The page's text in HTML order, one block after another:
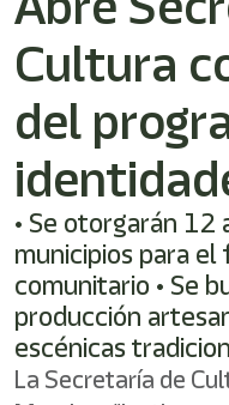
activates
the
screen
help
you
navigate
and
with
the
content.
Cultura
del
• Se otorgarán 12
municipios para
comunitario • Se
producción
escénicas
La Secretaría de